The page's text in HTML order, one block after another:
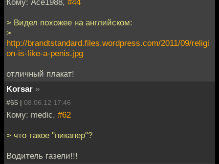
> Видел похожее на английском:
>
http://brandtstandard.files.wordpress.com/2011/09/religi
on-is-like-a-penis.jpg
отличный плакат!
Korsar »
#65 | 08.06.12 17:46
Кому: medic, #62
> что такое "пикапер"?
Водитель газели!!!